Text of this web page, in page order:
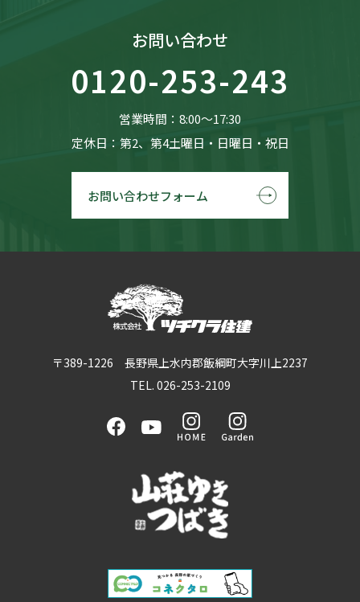
お問い合わせ
0120-253-243
営業時間：8:00〜17:30
定休日：第2、第4土曜日・日曜日・祝日
お問い合わせフォーム
〒389-1226 長野県上水内郡飯綱町大字川上2237
TEL. 026-253-2109